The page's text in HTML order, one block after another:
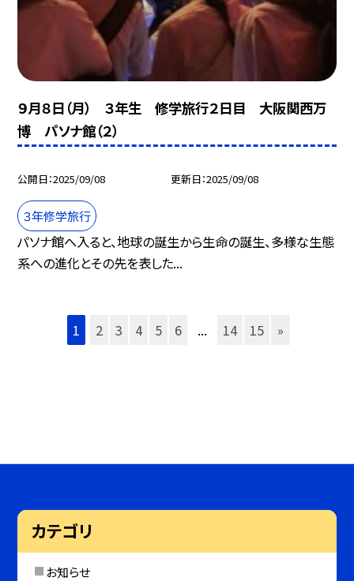
９月８日（月） ３年生 修学旅行２日目 大阪関西万
博 パソナ館（２）
公開日 2025/09/08 更新日 2025/09/08
３年修学旅行
パソナ館へ入ると、地球の誕生から生命の誕生、多様な生態
系への進化とその先を表した...
1 2 3 4 5 6 ... 14 15 »
カテゴリ
お知らせ